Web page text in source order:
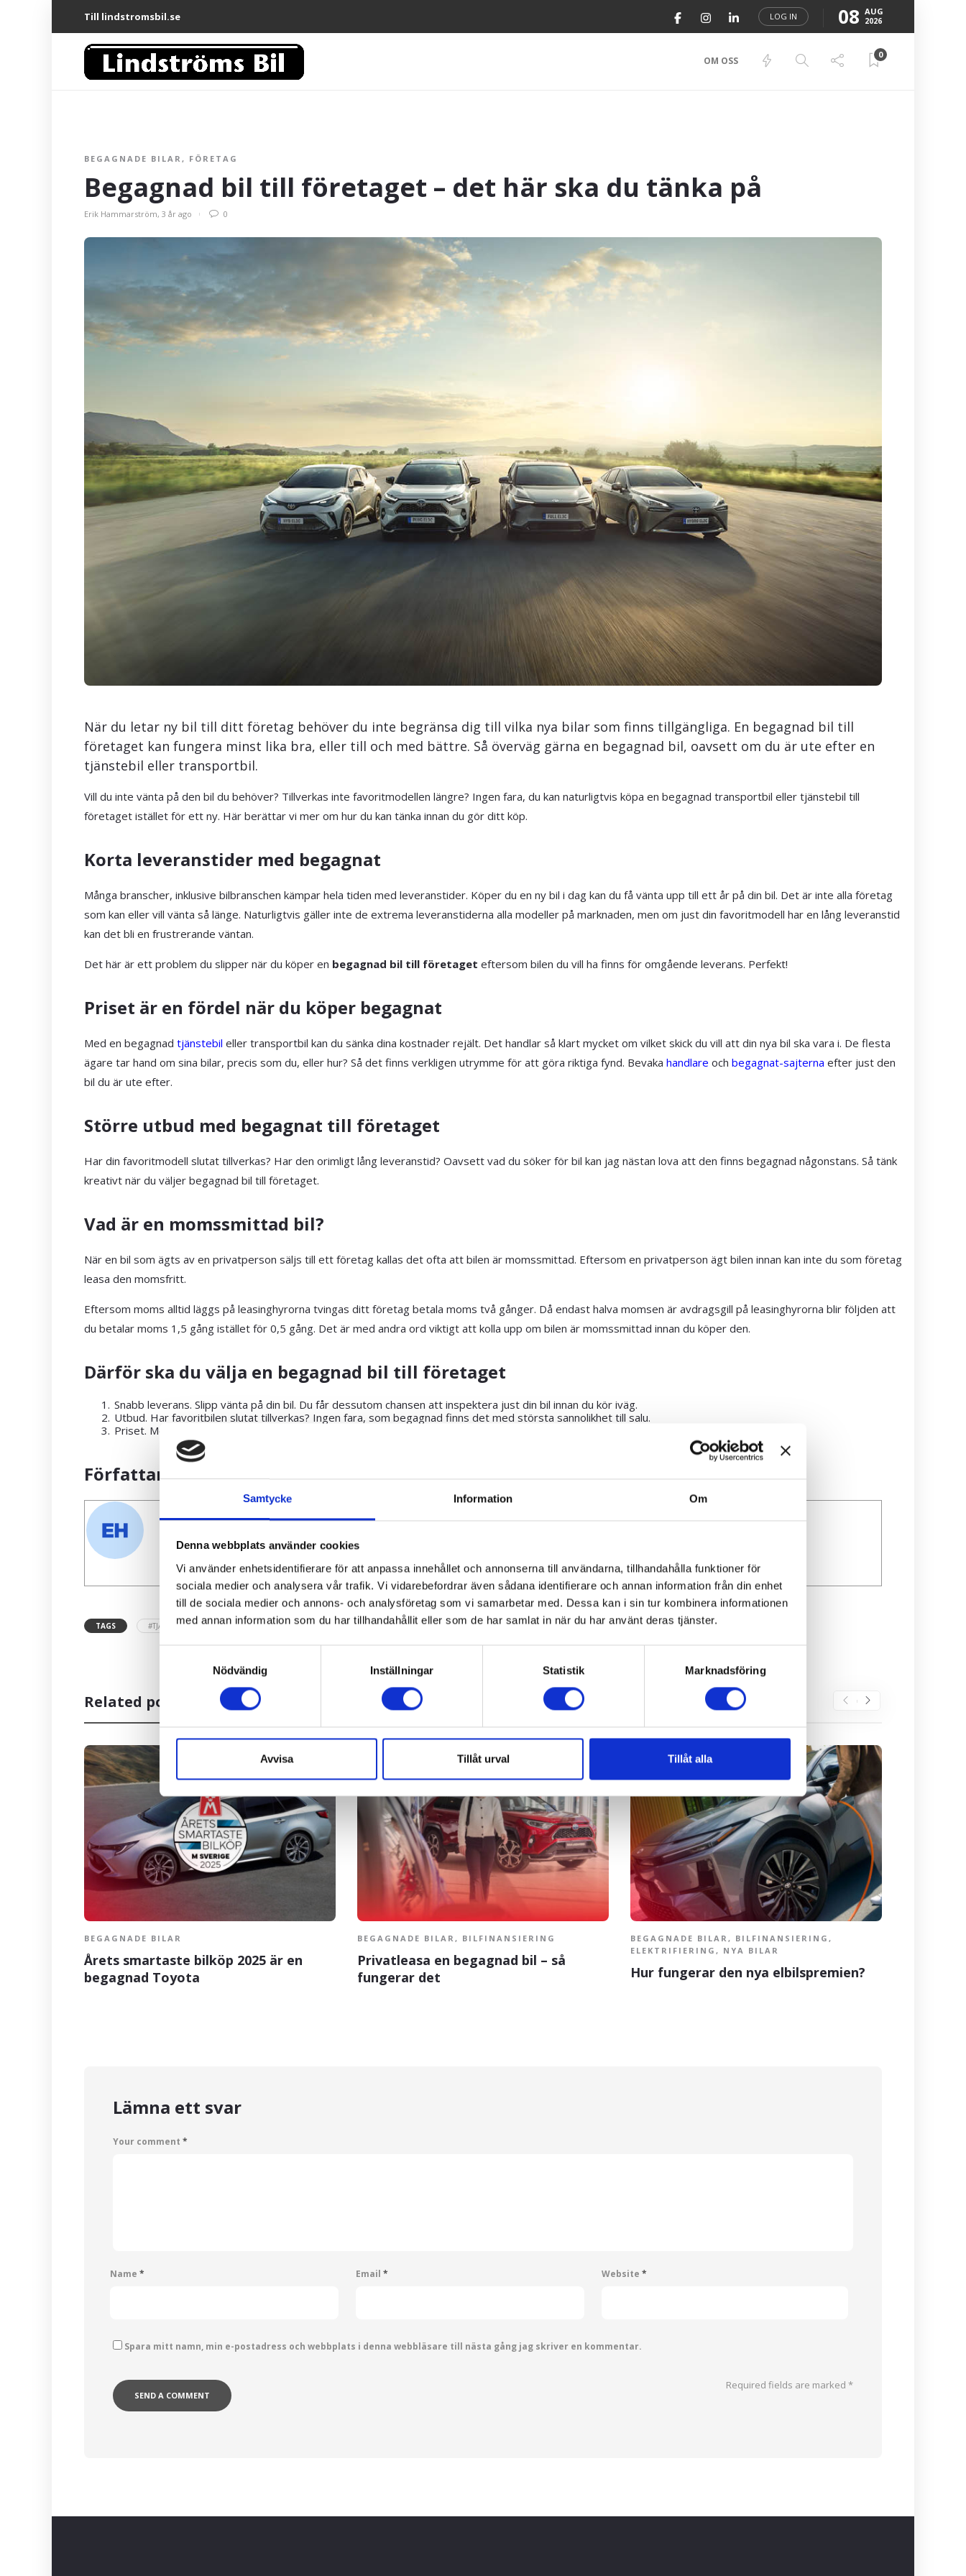
Samtycke Information Om
Denna webbplats använder cookies
Vi använder enhetsidentifierare för att anpassa innehållet och annonserna till användarna, tillhandahålla funktioner för
sociala medier och analysera vår trafik. Vi vidarebefordrar även sådana identifierare och annan information från din enhet
till de sociala medier och annons- och analysföretag som vi samarbetar med. Dessa kan i sin tur kombinera informationen
med annan information som du har tillhandahållit eller som de har samlat in när du har använt deras tjänster.
Nödvändig
Inställningar Statistik Marknadsföring
Avvisa Tillåt urval Tillåt alla
Till lindstromsbil.se LOG IN 08 AUG
2026
OM OSS
0
BEGAGNADE BILAR , FÖRETAG
Begagnad bil till företaget – det här ska du tänka på
Erik Hammarström, 3 år ago 0
När du letar ny bil till ditt företag behöver du inte begränsa dig till vilka nya bilar som finns tillgängliga. En begagnad bil till
företaget kan fungera minst lika bra, eller till och med bättre. Så överväg gärna en begagnad bil, oavsett om du är ute efter en
tjänstebil eller transportbil.
Vill du inte vänta på den bil du behöver? Tillverkas inte favoritmodellen längre? Ingen fara, du kan naturligtvis köpa en begagnad transportbil eller tjänstebil till
företaget istället för ett ny. Här berättar vi mer om hur du kan tänka innan du gör ditt köp.
Korta leveranstider med begagnat
Många branscher, inklusive bilbranschen kämpar hela tiden med leveranstider. Köper du en ny bil i dag kan du få vänta upp till ett år på din bil. Det är inte alla företag
som kan eller vill vänta så länge. Naturligtvis gäller inte de extrema leveranstiderna alla modeller på marknaden, men om just din favoritmodell har en lång leveranstid
kan det bli en frustrerande väntan.
Det här är ett problem du slipper när du köper en begagnad bil till företaget eftersom bilen du vill ha finns för omgående leverans. Perfekt!
Priset är en fördel när du köper begagnat
Med en begagnad tjänstebil eller transportbil kan du sänka dina kostnader rejält. Det handlar så klart mycket om vilket skick du vill att din nya bil ska vara i. De flesta
ägare tar hand om sina bilar, precis som du, eller hur? Så det finns verkligen utrymme för att göra riktiga fynd. Bevaka handlare och begagnat-sajterna efter just den
bil du är ute efter.
Större utbud med begagnat till företaget
Har din favoritmodell slutat tillverkas? Har den orimligt lång leveranstid? Oavsett vad du söker för bil kan jag nästan lova att den finns begagnad någonstans. Så tänk
kreativt när du väljer begagnad bil till företaget.
Vad är en momssmittad bil?
När en bil som ägts av en privatperson säljs till ett företag kallas det ofta att bilen är momssmittad. Eftersom en privatperson ägt bilen innan kan inte du som företag
leasa den momsfritt.
Eftersom moms alltid läggs på leasinghyrorna tvingas ditt företag betala moms två gånger. Då endast halva momsen är avdragsgill på leasinghyrorna blir följden att
du betalar moms 1,5 gång istället för 0,5 gång. Det är med andra ord viktigt att kolla upp om bilen är momssmittad innan du köper den.
Därför ska du välja en begagnad bil till företaget
Snabb leverans. Slipp vänta på din bil. Du får dessutom chansen att inspektera just din bil innan du kör iväg.
Utbud. Har favoritbilen slutat tillverkas? Ingen fara, som begagnad finns det med största sannolikhet till salu.
Priset. Med begagnade bilar kan du komma billigare undan om man jämför med nya bilar.
Författare
Erik Hammarström
TAGS #TJÄNSTEBIL #TRANSPORTBIL
Related posts
BEGAGNADE BILAR
Årets smartaste bilköp 2025 är en
begagnad Toyota
BEGAGNADE BILAR , BILFINANSIERING
Privatleasa en begagnad bil – så
fungerar det
BEGAGNADE BILAR , BILFINANSIERING ,
ELEKTRIFIERING , NYA BILAR
Hur fungerar den nya elbilspremien?
Lämna ett svar
Your comment *
Name * Email * Website *
Spara mitt namn, min e-postadress och webbplats i denna webbläsare till nästa gång jag skriver en kommentar.
Required fields are marked *